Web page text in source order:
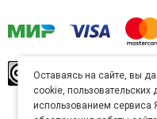
Оставаясь на сайте, вы
cookie,
использованием сервиса